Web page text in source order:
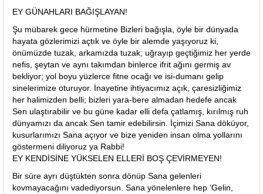
EY GÜNAHLARI BAĞIŞLAYAN!
Şu mübarek gece hürmetine Bizleri bağışla, öyle bir dünyada
hayata gözlerimizi açtık ve öyle bir alemde yaşıyoruz ki,
önümüzde tuzak, arkamızda tuzak; uğrayıp geçtiğimiz her yerde
nefis, şeytan ve aynı takımdan binlerce ifrit ağını germiş av
bekliyor; yol boyu yüzlerce fitne ocağı ve isi-dumanı gelip
sinelerimize oturuyor. İnayetine ihtiyacımız açık, çaresizliğimiz
her halimizden belli; bizleri yara-bere almadan hedefe ancak
Sen ulaştırabilir ve bu güne kadar elli defa çatlamış, kırılmış ruh
dünyamızı da ancak Sen tamir edebilirsin. İçimizi Sana döküyor,
kusurlarımızı Sana açıyor ve bize yeniden insan olma yollarını
göstermeni diliyoruz ya Rabbi!
EY KENDİSİNE YÜKSELEN ELLERİ BOŞ ÇEVİRMEYEN!
Bir süre ayrı düştükten sonra dönüp Sana gelenleri
kovmayacağını vadediyorsun. Sana yönelenlere hep ‘Gelin,